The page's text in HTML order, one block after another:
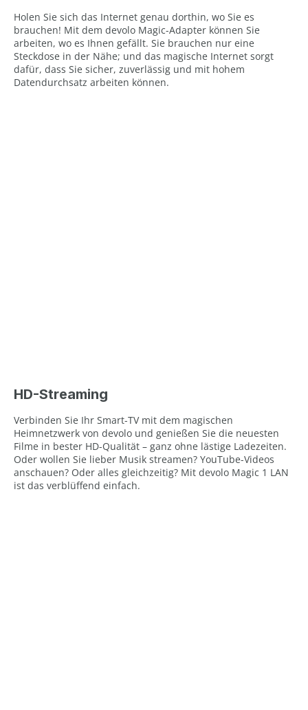
Holen Sie sich das Internet genau dorthin, wo Sie es
brauchen! Mit dem devolo Magic-Adapter können Sie
arbeiten, wo es Ihnen gefällt. Sie brauchen nur eine
Steckdose in der Nähe; und das magische Internet sorgt
dafür, dass Sie sicher, zuverlässig und mit hohem
Datendurchsatz arbeiten können.
HD-Streaming
Verbinden Sie Ihr Smart-TV mit dem magischen
Heimnetzwerk von devolo und genießen Sie die neuesten
Filme in bester HD-Qualität – ganz ohne lästige Ladezeiten.
Oder wollen Sie lieber Musik streamen? YouTube-Videos
anschauen? Oder alles gleichzeitig? Mit devolo Magic 1 LAN
ist das verblüffend einfach.